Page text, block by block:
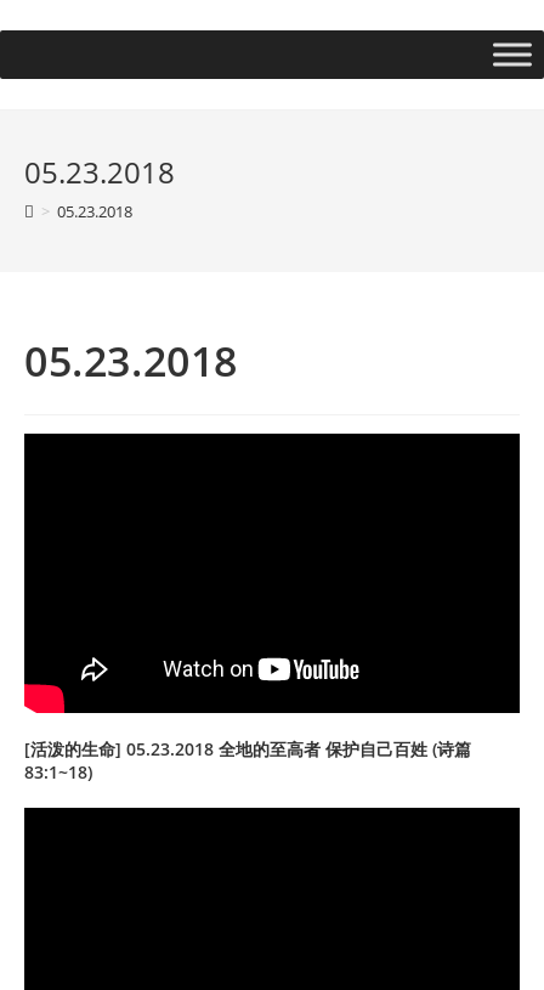
05.23.2018
> 05.23.2018
05.23.2018
[活泼的生命] 05.23.2018 全地的至高者 保护自己百姓 (诗篇
83:1~18)